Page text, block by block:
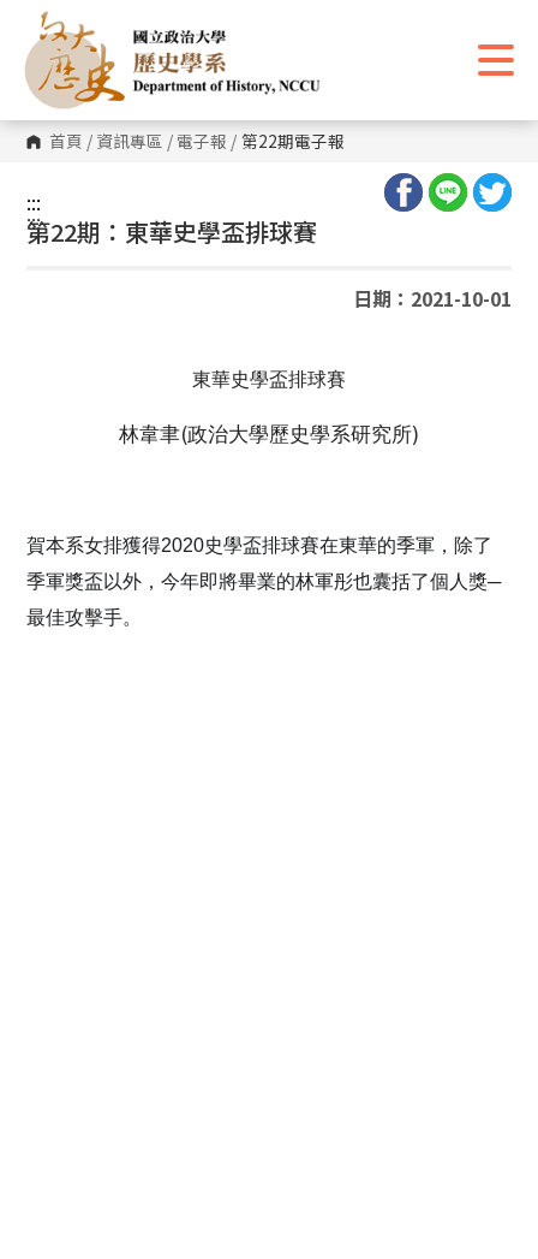
主
要
內
區
塊 首頁 / 資訊專區 / 電子報 / 第22期電子報
:::
:::
第22期：東華史學盃排球賽
日期：2021-10-01
東華史學盃排球賽
林韋聿(政治大學歷史學系研究所)
賀本系女排獲得2020史學盃排球賽在東華的季軍，除了
季軍獎盃以外，今年即將畢業的林軍彤也囊括了個人獎─
最佳攻擊手。